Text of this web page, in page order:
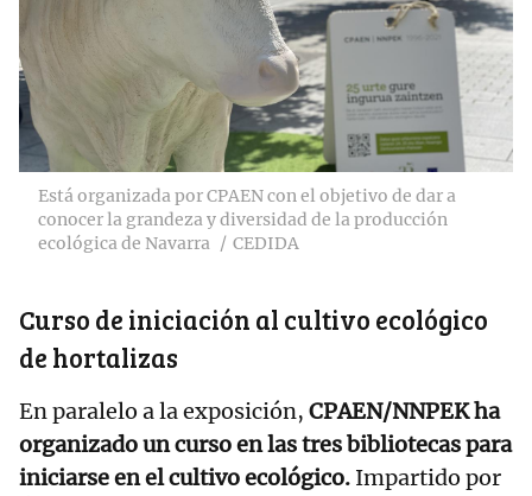
Está organizada por CPAEN con el objetivo de dar a
conocer la grandeza y diversidad de la producción
ecológica de Navarra
CEDIDA
Curso de iniciación al cultivo ecológico
de hortalizas
En paralelo a la exposición, CPAEN/NNPEK ha
organizado un curso en las tres bibliotecas para
iniciarse en el cultivo ecológico. Impartido por